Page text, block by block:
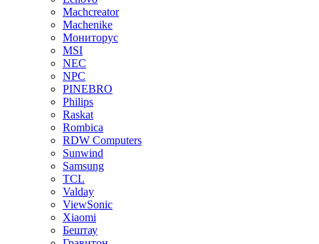
Machcreator
Machenike
Мониторус
MSI
NEC
NPC
PINEBRO
Philips
Raskat
Rombica
RDW Computers
Sunwind
Samsung
TCL
Valday
ViewSonic
Xiaomi
Бештау